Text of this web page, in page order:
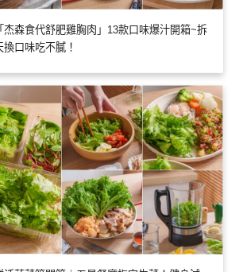
杰森食代舒肥雞胸肉」13款口味爆汁開箱~拆
口味吃不膩！